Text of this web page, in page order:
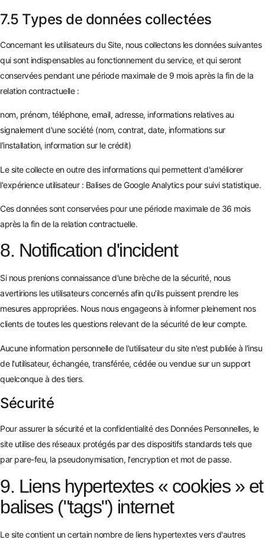
7.5 Types de données collectées
Concernant les utilisateurs du Site, nous collectons les données suivantes
qui sont indispensables au fonctionnement du service, et qui seront
conservées pendant une période maximale de 9 mois après la fin de la
relation contractuelle :
nom, prénom, téléphone, email, adresse, informations relatives au
signalement d'une société (nom, contrat, date, informations sur
l'installation, information sur le crédit)
Le site collecte en outre des informations qui permettent d'améliorer
l'expérience utilisateur : Balises de Google Analytics pour suivi statistique.
Ces données sont conservées pour une période maximale de 36 mois
après la fin de la relation contractuelle.
8. Notification d'incident
Si nous prenions connaissance d'une brèche de la sécurité, nous
avertirions les utilisateurs concernés afin qu'ils puissent prendre les
mesures appropriées. Nous nous engageons à informer pleinement nos
clients de toutes les questions relevant de la sécurité de leur compte.
Aucune information personnelle de l'utilisateur du site n'est publiée à l'insu
de l'utilisateur, échangée, transférée, cédée ou vendue sur un support
quelconque à des tiers.
Sécurité
Pour assurer la sécurité et la confidentialité des Données Personnelles, le
site utilise des réseaux protégés par des dispositifs standards tels que
par pare-feu, la pseudonymisation, l'encryption et mot de passe.
9. Liens hypertextes « cookies » et
balises ("tags") internet
Le site contient un certain nombre de liens hypertextes vers d'autres